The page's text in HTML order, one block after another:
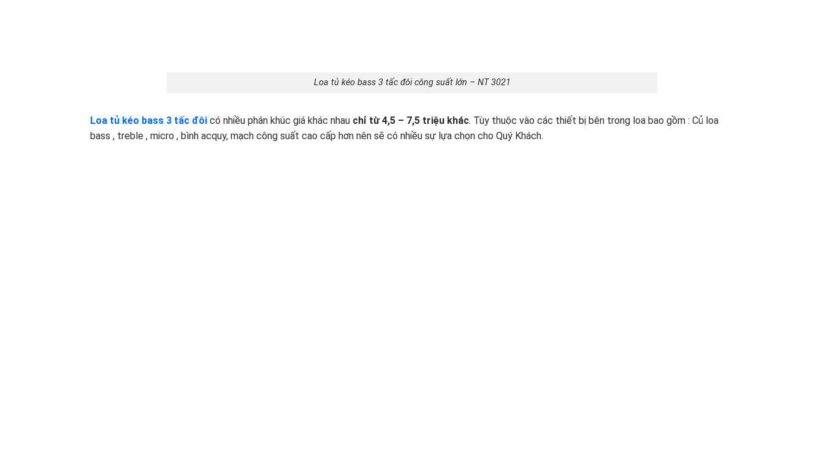
Loa tủ kéo bass 3 tấc đôi công suất lớn – NT 3021
Loa tủ kéo bass 3 tấc đôi có nhiều phân khúc giá khác nhau chỉ từ 4,5 – 7,5 triệu khác. Tùy thuộc vào các thiết bị bên trong loa bao gồm : Củ loa
bass , treble , micro , bình acquy, mạch công suất cao cấp hơn nên sẽ có nhiều sự lựa chọn cho Quý Khách.